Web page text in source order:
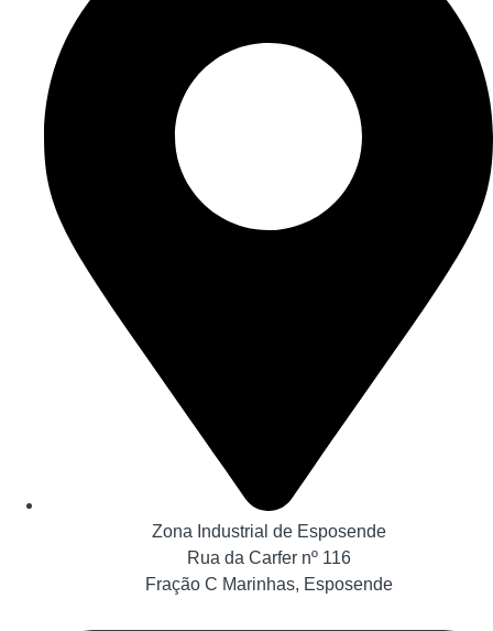
Zona Industrial de Esposende
Rua da Carfer nº 116
Fração C Marinhas, Esposende